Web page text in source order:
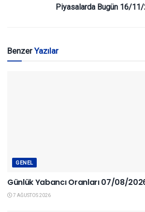
Piyasalarda Bugün 16/
BenzerYazılar
GENEL
Günlük Yabancı Oranları 07/08/
7 AĞUSTOS 2026